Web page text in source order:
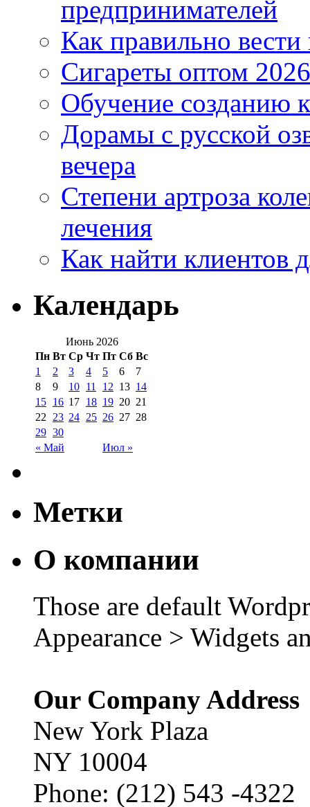
предпринимателей
Как правильно
Сигареты оптом
Обучение созданию
Дорамы с русской
вечера
Степени артроза
лечения
Как найти клиентов
Календарь
Июнь 2026
Пн Вт Ср Чт Пт Сб Вс
« Май Июл »
1 2 3 4 5 6
7
8
9 10 11 12 13 14
15 16 17 18 19 20 21
22
23 24 25 26 27 28
29 30
Метки
О компании
Those are default
Appearance > Widgets
Our Company Address
New York Plaza
NY 10004
Phone: (212) 543 -4322